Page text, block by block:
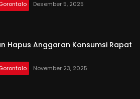
Desember 5, 2025
Hapus Anggaran Konsumsi Rapat
November 23, 2025